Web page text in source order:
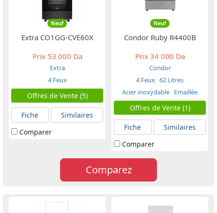
Neuf
Extra CO1GG-CVE60X
Prix53 000 Da
Extra
4 Feux
Offres de Vente (5)
Fiche
Similaires
Comparer
Neuf
Condor Ruby R4400B
Prix34 000 Da
Condor
4 Feux 62 Litres
Acier inoxydable Emaillée
Offres de Vente (1)
Fiche
Similaires
Comparer
Comparez